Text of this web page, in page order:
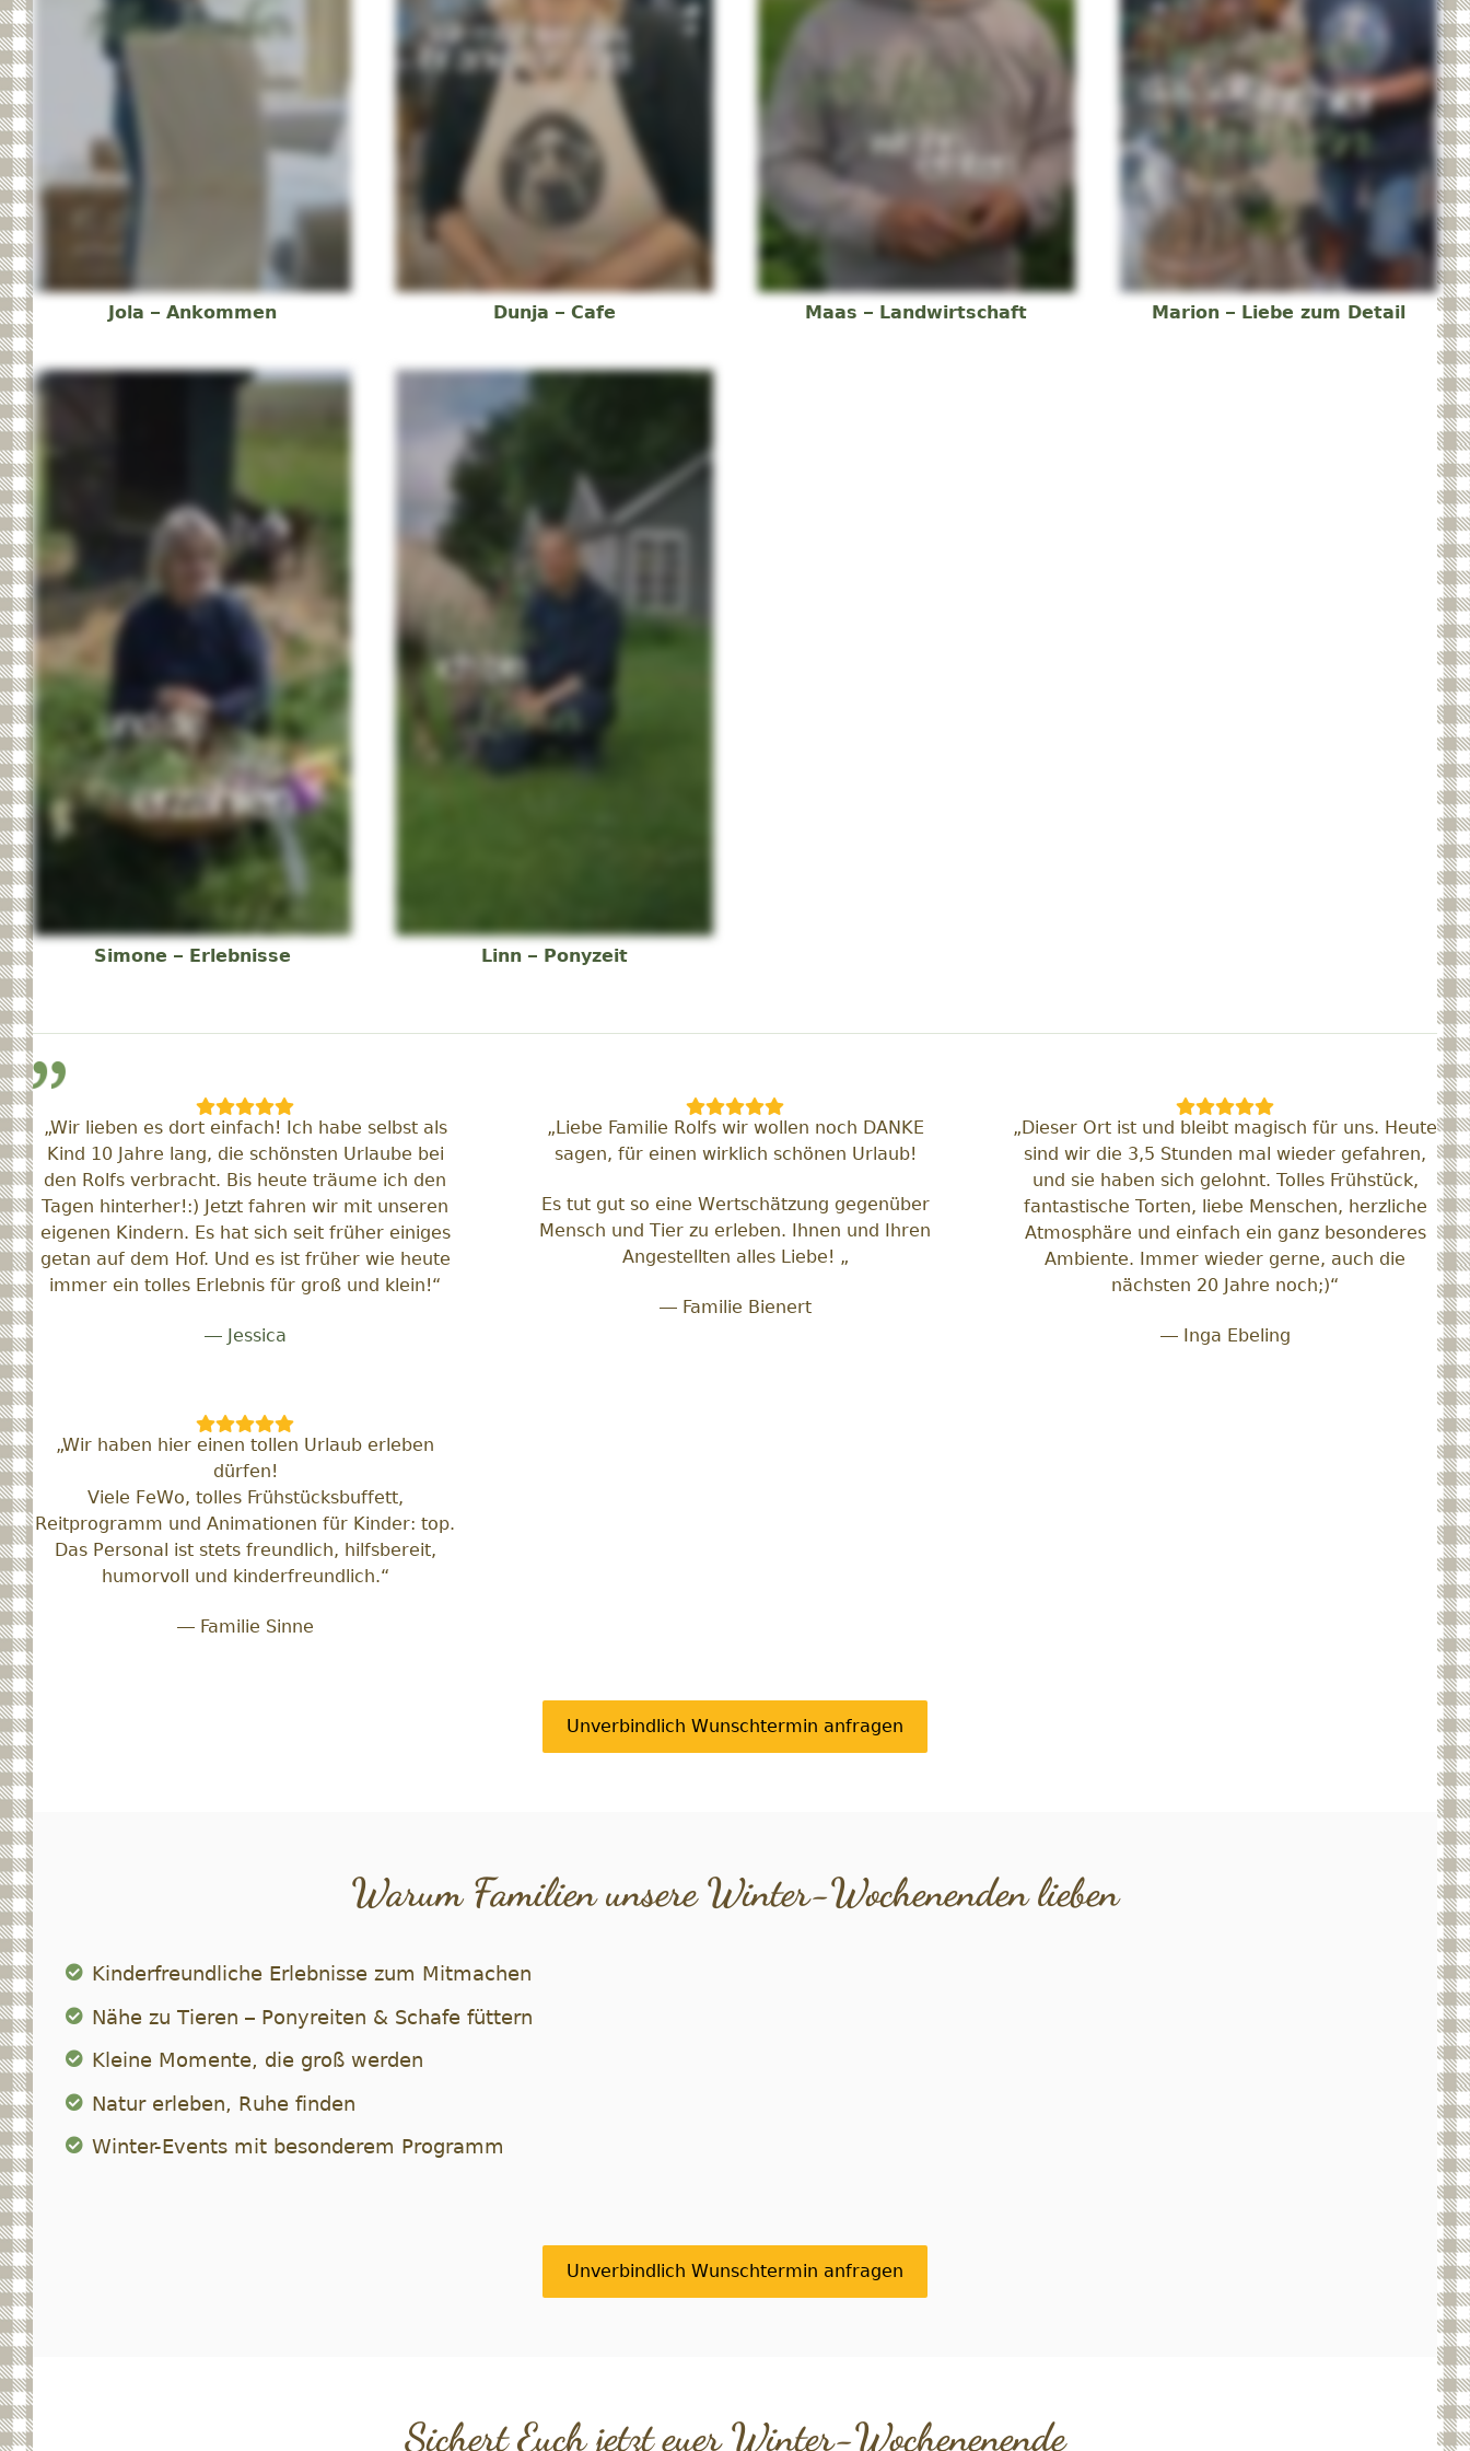
Jola – Ankommen Dunja – Cafe Maas – Landwirtschaft Marion – Liebe zum Detail
Simone – Erlebnisse Linn – Ponyzeit
„Wir lieben es dort einfach! Ich habe selbst als
Kind 10 Jahre lang, die schönsten Urlaube bei
den Rolfs verbracht. Bis heute träume ich den
Tagen hinterher!:) Jetzt fahren wir mit unseren
eigenen Kindern. Es hat sich seit früher einiges
getan auf dem Hof. Und es ist früher wie heute
immer ein tolles Erlebnis für groß und klein!“
— Jessica
„Liebe Familie Rolfs wir wollen noch DANKE
sagen, für einen wirklich schönen Urlaub!
Es tut gut so eine Wertschätzung gegenüber
Mensch und Tier zu erleben. Ihnen und Ihren
Angestellten alles Liebe! „
— Familie Bienert
„Dieser Ort ist und bleibt magisch für uns. Heute
sind wir die 3,5 Stunden mal wieder gefahren,
und sie haben sich gelohnt. Tolles Frühstück,
fantastische Torten, liebe Menschen, herzliche
Atmosphäre und einfach ein ganz besonderes
Ambiente. Immer wieder gerne, auch die
nächsten 20 Jahre noch;)“
— Inga Ebeling
„Wir haben hier einen tollen Urlaub erleben
dürfen!
Viele FeWo, tolles Frühstücksbuffett,
Reitprogramm und Animationen für Kinder: top.
Das Personal ist stets freundlich, hilfsbereit,
humorvoll und kinderfreundlich.“
— Familie Sinne
Unverbindlich Wunschtermin anfragen
Warum Familien unsere Winter-Wochenenden lieben
Kinderfreundliche Erlebnisse zum Mitmachen
Nähe zu Tieren – Ponyreiten & Schafe füttern
Kleine Momente, die groß werden
Natur erleben, Ruhe finden
Winter-Events mit besonderem Programm
Unverbindlich Wunschtermin anfragen
Sichert Euch jetzt euer Winter-Wochenenende